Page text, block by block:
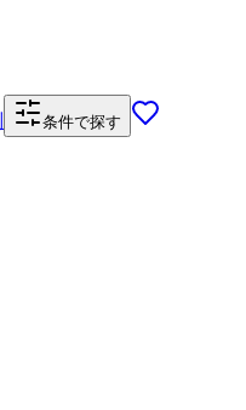
条件で探す